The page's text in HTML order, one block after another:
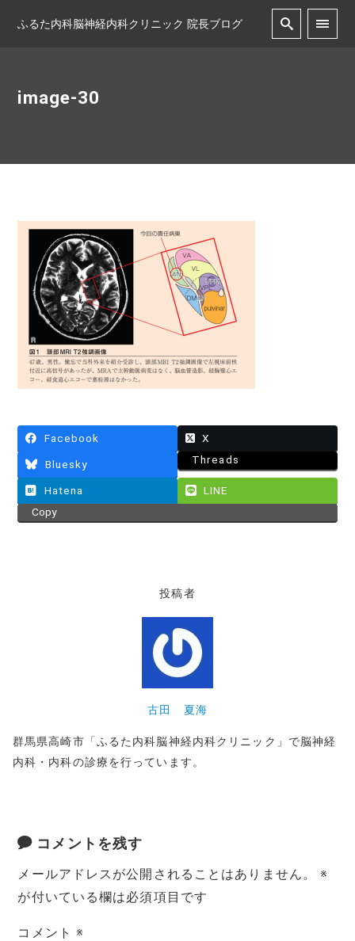
ふるた内科脳神経内科クリニック 院長ブログ
image-30
Facebook X
Bluesky Threads
Hatena
LINE
Copy
投稿者
古田 夏海
群馬県高崎市「ふるた内科脳神経内科クリニック」で脳神経
内科・内科の診療を行っています。
コメントを残す
メールアドレスが公開されることはありません。
※
が付いている欄は必須項目です
コメント※